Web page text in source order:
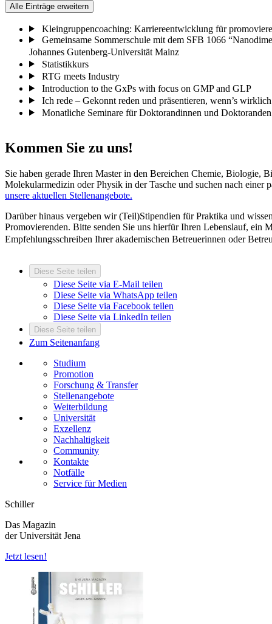
Alle Einträge erweitern
Kleingruppencoaching: Karriereentwicklung für
Gemeinsame Sommerschule mit dem SFB 1066
Johannes Gutenberg-Universität Mainz
Statistikkurs
RTG meets Industry
Introduction to the GxPs with focus on GMP and GLP
Ich rede – Gekonnt reden und präsentieren, wenn’s
Monatliche Seminare für Doktorandinnen und
Kommen Sie zu uns!
Sie haben gerade Ihren Master in den Bereichen Chemie, Biologie,
Molekularmedizin oder Physik in der Tasche und suchen nach einer
unsere aktuellen Stellenangebote.
Darüber hinaus vergeben wir (Teil)Stipendien für Praktika und
Promovierenden. Bitte senden Sie uns hierfür Ihren Lebenslauf, ein
Empfehlungsschreiben Ihrer akademischen Betreuerinnen oder
Diese Seite teilen
Diese Seite via E-Mail teilen
Diese Seite via WhatsApp teilen
Diese Seite via Facebook teilen
Diese Seite via LinkedIn teilen
Diese Seite teilen
Zum Seitenanfang
Studium
Promotion
Forschung & Transfer
Stellenangebote
Weiterbildung
Universität
Exzellenz
Nachhaltigkeit
Community
Kontakte
Notfälle
Service für Medien
Schiller
Das Magazin
der Universität Jena
Jetzt lesen!